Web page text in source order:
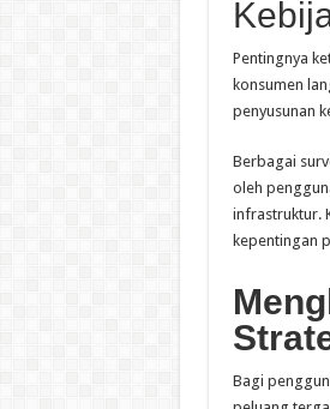
Pentingnya
konsumen
penyusunan
Berbagai
oleh
infrastruktur.
kepentingan
Bagi